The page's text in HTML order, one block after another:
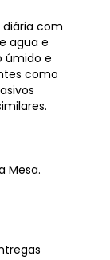
diária com
agua e
úmido e
como
Mesa.